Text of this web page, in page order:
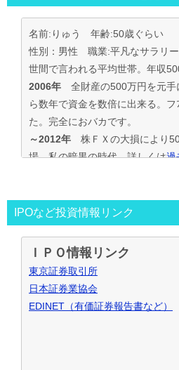
名前:りゅう 年齢:50歳ぐらい
性別：男性 職業:平凡なサラリ
世間で言われる平均世帯。年収
2006年 全財産の500万円を元手
ら数年で資金を数倍に出来る。
た。完全におバカです。
～2012年 株ＦＸの大損により
場。私の暗黒の時代。詳しくは過
投資の王道は手堅くｺﾂｺﾂ長期間、
く事と気付く。
IPO投資で毎年50万円ずつ増やす
～2016年目標を大きく上回り
事が出来た。
2017年～資金も順調に増えたの
で残りの資金でIPOｾｶﾝﾀﾞﾘｰ･ﾛﾎﾞｱﾄ
IPOなど投資情報リンク
ＩＰＯ情報リンク
東京証券取引所
日本証券業協会
EDINET（有価証券報告書など）